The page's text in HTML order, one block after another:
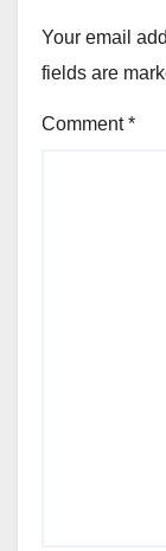
Your email
fields are
Comment*